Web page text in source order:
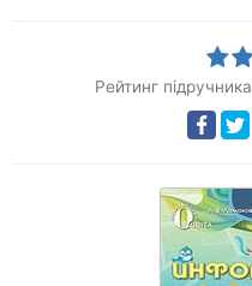
Рейтинг підручника